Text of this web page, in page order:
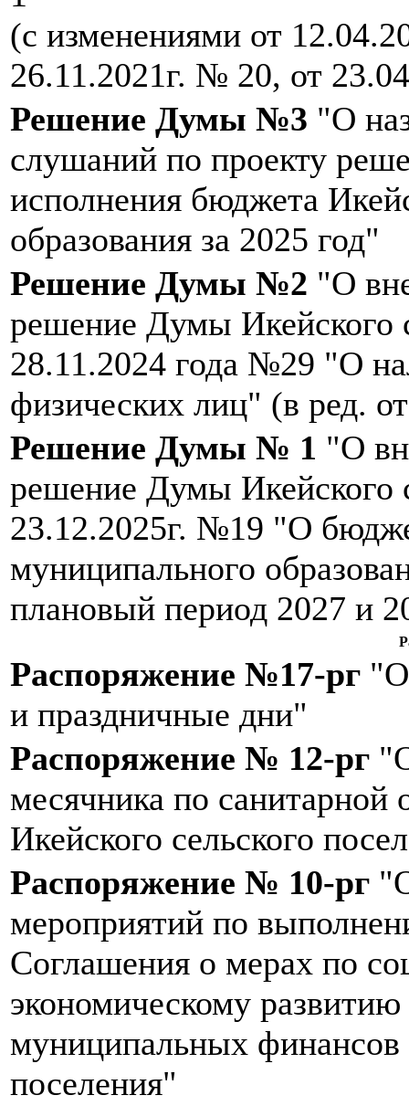
(с изменениями от
26.11.2021г. № 20, от
Решение Думы №3 "О
слушаний по проекту
исполнения бюджета
образования за 2025 год"
Решение Думы №2 "О
решение Думы Икейского
28.11.2024 года №29 "О
физических лиц" (в ред.
Решение Думы № 1 "О
решение Думы Икейского
23.12.2025г. №19 "О
муниципального
плановый период 2027 и
Распоряжение №17-рг "О
и праздничные дни"
Распоряжение № 12-рг
месячника по санитарной
Икейского сельского
Распоряжение № 10-рг
мероприятий по
Соглашения о мерах по
экономическому
муниципальных финансов
поселения"